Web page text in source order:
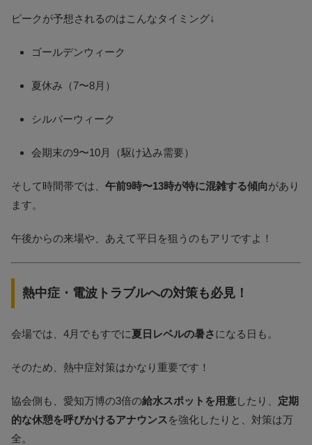
ピークが予想されるのはこんなタイミング↓
ゴールデンウィーク
夏休み（7〜8月）
シルバーウィーク
会期末の9〜10月（駆け込み需要）
そして時間帯では、 午前9時〜13時が特に混雑する傾向があり
ます。
午後からの来場や、あえて平日を狙うのもアリですよ！
熱中症・電波トラブルへの対策も必見！
会場では、4月でもすでに夏日レベルの暑さになる日も。
そのため、熱中症対策はかなり重要です！
協会側も、愛知万博の3倍の給水スポットを用意したり、 定期
的な休憩を呼びかけるアナウンス を強化したりと、対策は万
全。